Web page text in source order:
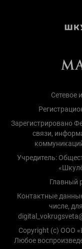
Сетевое
Зарегистрировано
связи,
Учредитель:
Главный
Контактные
числе,
Copyright (с) ООО
Любое